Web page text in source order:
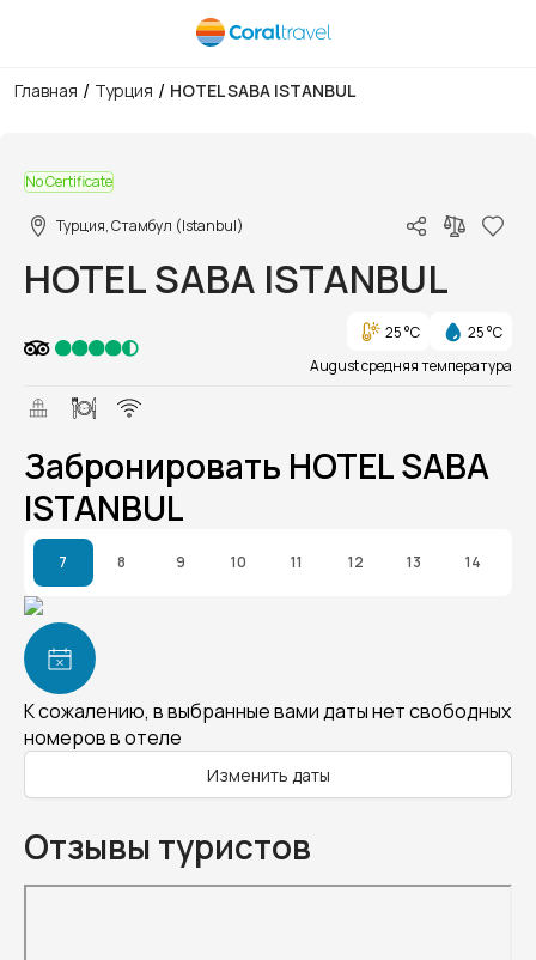
Главная / Турция / HOTEL SABA ISTANBUL
No Certificate
Турция, Стамбул (Istanbul)
HOTEL SABA ISTANBUL
25 °C
25 °C
August средняя температура
Забронировать HOTEL SABA
ISTANBUL
7 8 9 10 11 12 13 14
К сожалению, в выбранные вами даты нет свободных
номеров в отеле
Изменить даты
Отзывы туристов